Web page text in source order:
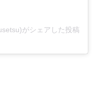
がシェアした投稿